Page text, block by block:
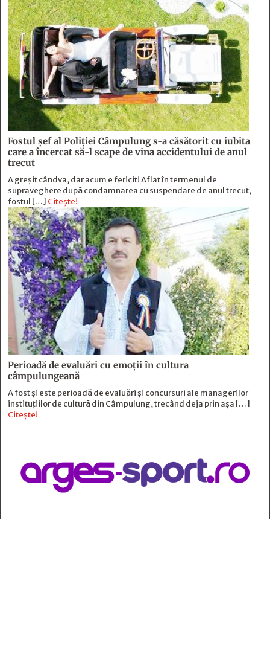
Fostul şef al Poliţiei Câmpulung s-a căsătorit cu iubita
care a încercat să-l scape de vina accidentului de anul
trecut
A greșit cândva, dar acum e fericit! Aflat în termenul de
supraveghere după condamnarea cu suspendare de anul trecut,
fostul […] Citește!
Perioadă de evaluări cu emoţii în cultura
câmpulungeană
A fost și este perioadă de evaluări și concursuri ale managerilor
instituțiilor de cultură din Câmpulung, trecând deja prin așa […]
Citește!